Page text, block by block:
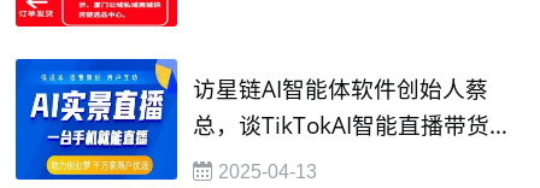
访星链AI智能体软件创始人蔡
总，谈TikTokAI智能直播带货的
逻辑2025-04-13